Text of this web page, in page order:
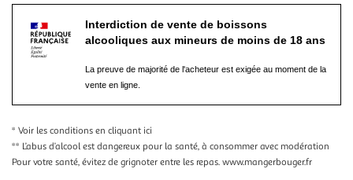
Interdiction de vente de boissons
alcooliques aux mineurs de moins de 18 ans
La preuve de majorité de l'acheteur est exigée au moment de la
vente en ligne.
* Voir les conditions en cliquant ici
** L’abus d’alcool est dangereux pour la santé, à consommer avec modération
Pour votre santé, évitez de grignoter entre les repas. www.mangerbouger.fr